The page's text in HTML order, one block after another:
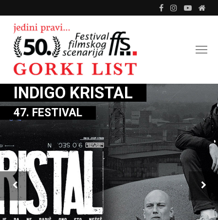
INDIGO KRISTAL
47. FESTIVAL